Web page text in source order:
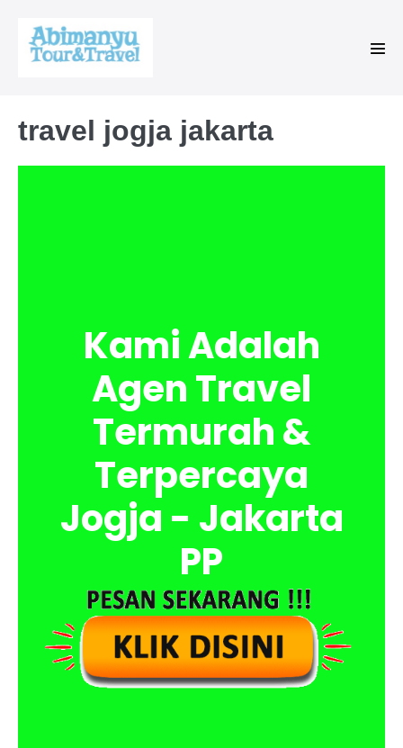
travel jogja jakarta
Kami Adalah
Agen Travel
Termurah &
Terpercaya
Jogja - Jakarta
PP